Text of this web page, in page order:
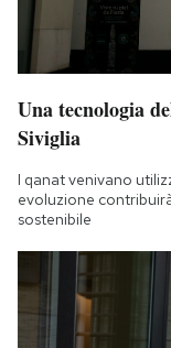
Una tecnologia
Siviglia
I qanat venivano
evoluzione
sostenibile